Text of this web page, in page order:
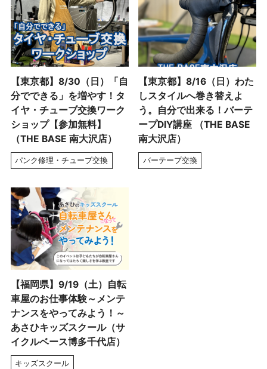
【東京都】8/30（日）「自
分でできる」を増やす！タ
イヤ・チューブ交換ワーク
ショップ【参加無料】
（THE BASE 南大沢店）
パンク修理・チューブ交換
【東京都】8/16（日）わた
しスタイルへ巻き替えよ
う。自分で出来る！バーテ
ープDIY講座 （THE BASE
南大沢店）
バーテープ交換
【福岡県】9/19（土）自転
車屋のお仕事体験～メンテ
ナンスをやってみよう！～
あさひキッズスクール（サ
イクルベース博多千代店）
キッズスクール